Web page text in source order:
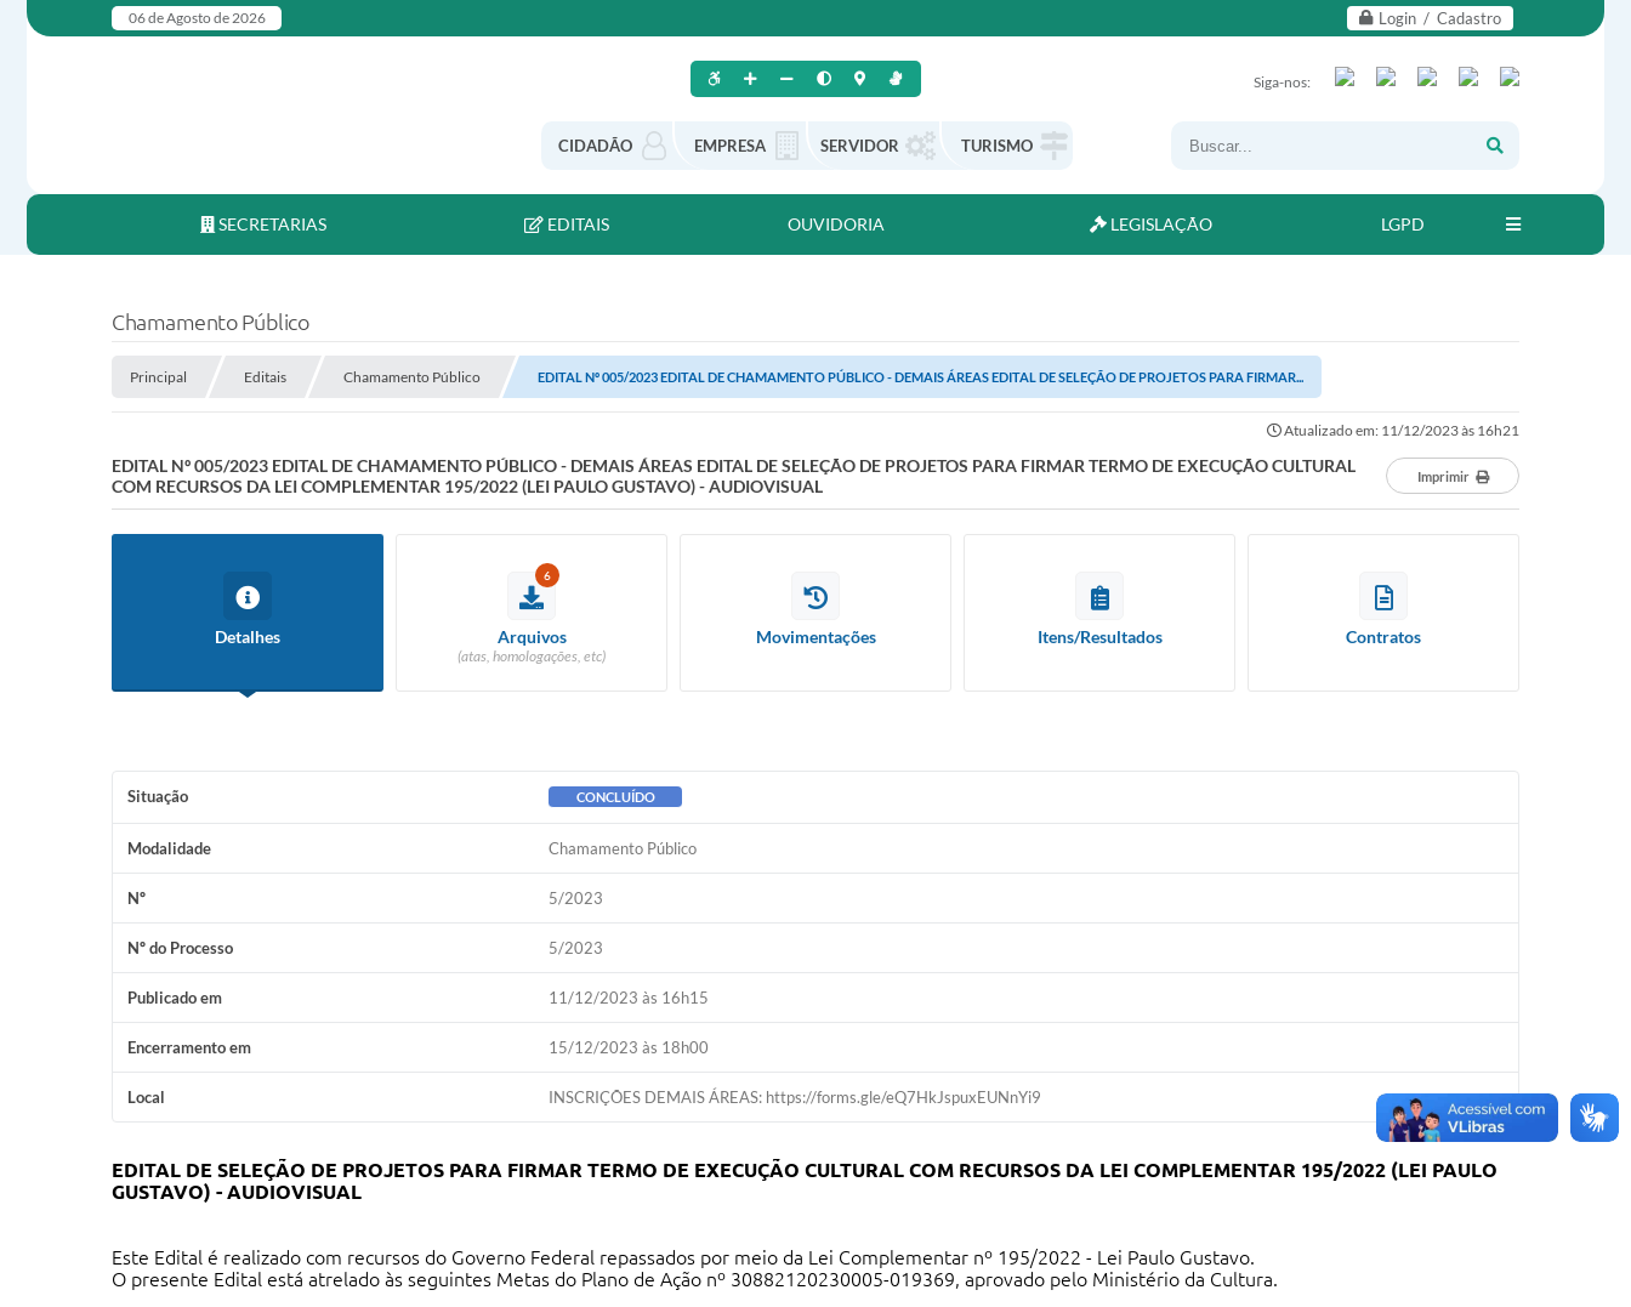
Login / Cadastro
06 de Agosto de 2026
CIDADÃO EMPRESA SERVIDOR TURISMO
Siga-nos:
SECRETARIAS EDITAIS OUVIDORIA LEGISLAÇÃO LGPD
Chamamento Público
Principal Editais Chamamento Público EDITAL Nº 005/2023 EDITAL DE CHAMAMENTO PÚBLICO - DEMAIS ÁREAS EDITAL DE SELEÇÃO DE PROJETOS PARA FIRMAR...
Atualizado em: 11/12/2023 às 16h21
EDITAL Nº 005/2023 EDITAL DE CHAMAMENTO PÚBLICO - DEMAIS ÁREAS EDITAL DE SELEÇÃO DE PROJETOS PARA FIRMAR TERMO DE EXECUÇÃO CULTURAL
COM RECURSOS DA LEI COMPLEMENTAR 195/2022 (LEI PAULO GUSTAVO) - AUDIOVISUAL
Imprimir
Detalhes
6
Arquivos
(atas, homologações, etc)
Movimentações Itens/Resultados Contratos
Situação CONCLUÍDO
Modalidade Chamamento Público
Nº 5/2023
Nº do Processo 5/2023
Publicado em 11/12/2023 às 16h15
Encerramento em 15/12/2023 às 18h00
Local INSCRIÇÕES DEMAIS ÁREAS: https://forms.gle/eQ7HkJspuxEUNnYi9
EDITAL DE SELEÇÃO DE PROJETOS PARA FIRMAR TERMO DE EXECUÇÃO CULTURAL COM RECURSOS DA LEI COMPLEMENTAR 195/2022 (LEI PAULO
GUSTAVO) - AUDIOVISUAL
Este Edital é realizado com recursos do Governo Federal repassados por meio da Lei Complementar nº 195/2022 - Lei Paulo Gustavo.
O presente Edital está atrelado às seguintes Metas do Plano de Ação nº 30882120230005-019369, aprovado pelo Ministério da Cultura.